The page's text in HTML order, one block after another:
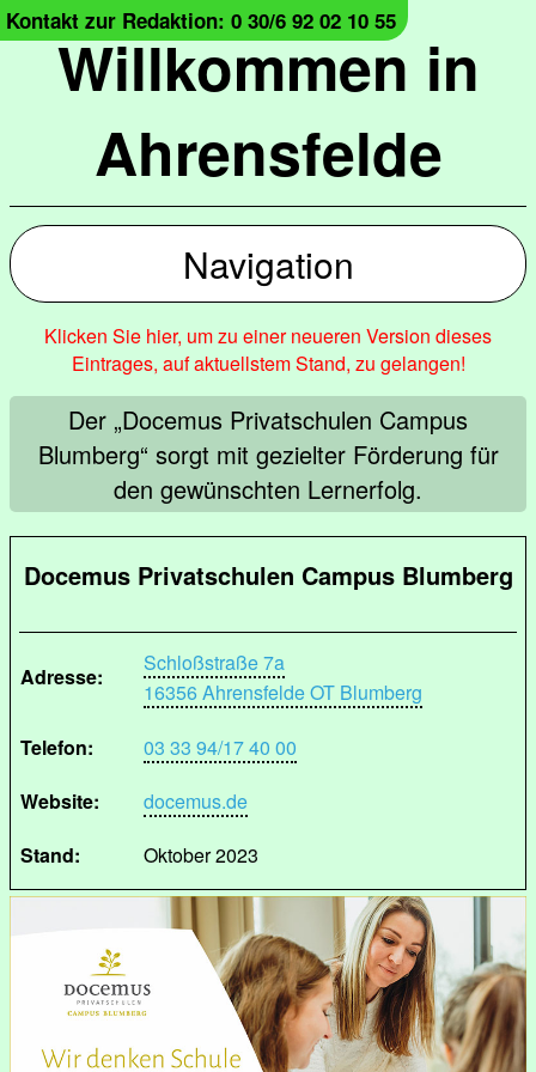
Willkommen in
Ahrensfelde
Kontakt zur Redaktion: 0 30/6 92 02 10 55
Navigation
Klicken Sie hier, um zu einer neueren Version dieses
Eintrages, auf aktuellstem Stand, zu gelangen!
Der „Docemus Privatschulen Campus
Blumberg“ sorgt mit gezielter Förderung für
den gewünschten Lernerfolg.
Docemus Privatschulen Campus Blumberg
Adresse:
Schloßstraße 7a
16356 Ahrensfelde OT Blumberg
Telefon:
03 33 94/17 40 00
Website:
docemus.de
Stand:
Oktober 2023